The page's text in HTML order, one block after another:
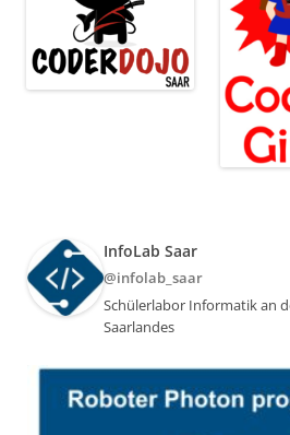
InfoLab Saar
@infolab_saar
Schülerlabor Informatik an
Saarlandes